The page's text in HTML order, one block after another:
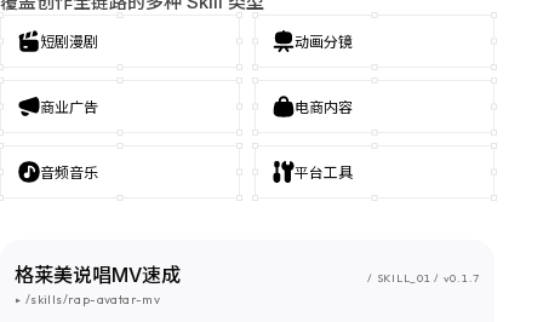
短剧漫剧 动画分镜
商业广告 电商内容
音频音乐 平台工具
格莱美说唱MV速成 / SKILL_01 / v0.1.7
▸ /skills/rap-avatar-mv